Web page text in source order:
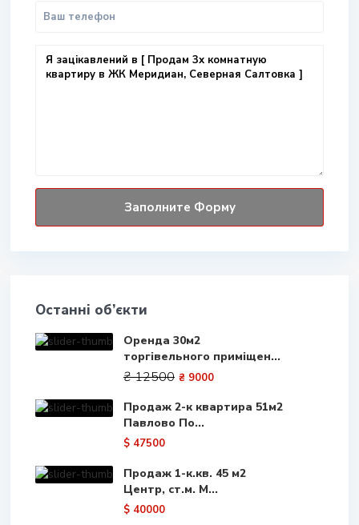
Останні об’єкти
Оренда 30м2
торгівельного приміщен...
₴ 12500 ₴ 9000
Продаж 2-к квартира 51м2
Павлово По...
$ 47500
Продаж 1-к.кв. 45 м2
Центр, ст.м. М...
$ 40000